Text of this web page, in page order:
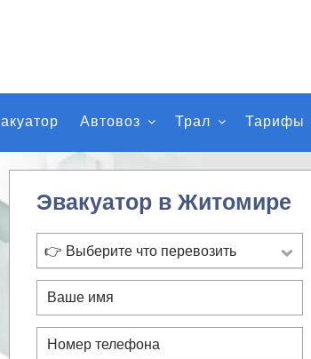
к
п
о
й
у
Автовоз Трал Тарифы
Эвакуатор в Житомире
👉 Выберите что перевозить